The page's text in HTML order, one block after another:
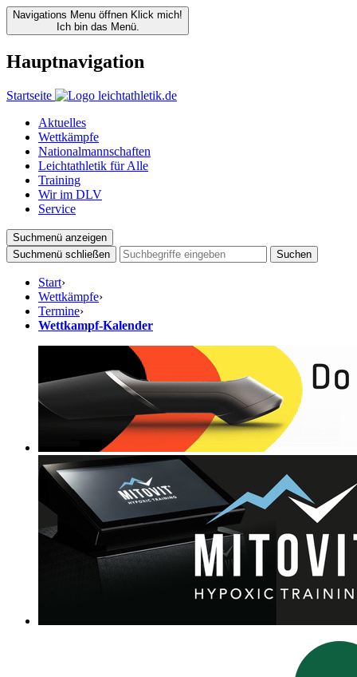
Navigations Menu öffnen Klick mich!
Ich bin das Menü.
Hauptnavigation
Startseite
Aktuelles
Wettkämpfe
Nationalmannschaften
Leichtathletik für Alle
Training
Wir im DLV
Service
Suchmenü anzeigen
Suchmenü schließen
Suchen
Start›
Wettkämpfe›
Termine›
Wettkampf-Kalender